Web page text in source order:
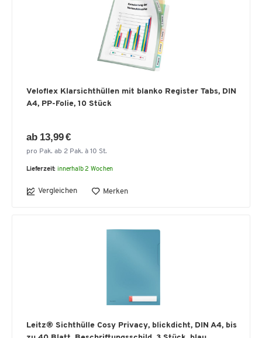
Veloflex Klarsichthüllen mit blanko Register Tabs, DIN
A4, PP-Folie, 10 Stück
ab 13,99 €
pro Pak. ab 2 Pak. à 10 St.
Lieferzeit: innerhalb 2 Wochen
Vergleichen Merken
Leitz® Sichthülle Cosy Privacy, blickdicht, DIN A4, bis